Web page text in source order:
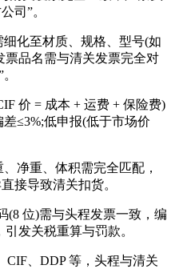
司”。
化至材质、规格、型号(如
票品名需与清关发票完全对
价 = 成本 + 运费 + 保险费)
≤3%;低申报(低于市场价
重、体积需完全匹配，
接导致清关扣货。
位)需与头程发票一致，编
发关税重算与罚款。
、DDP 等，头程与清关